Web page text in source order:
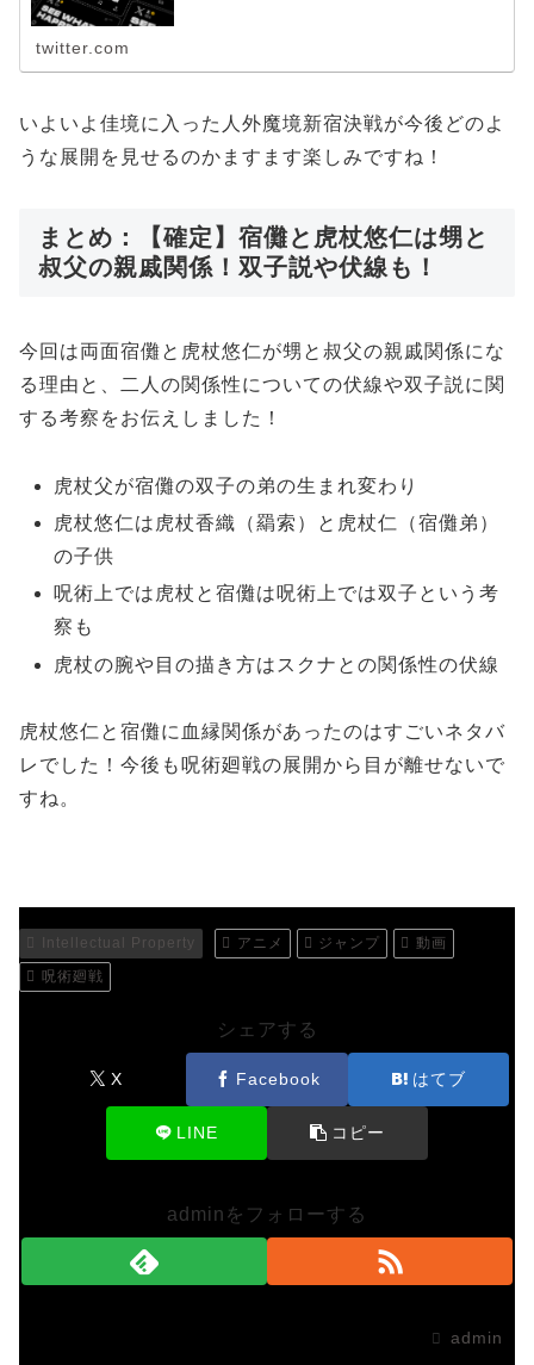
twitter.com
いよいよ佳境に入った人外魔境新宿決戦が今後どのよ
うな展開を見せるのかますます楽しみですね！
まとめ：【確定】宿儺と虎杖悠仁は甥と
叔父の親戚関係！双子説や伏線も！
今回は両面宿儺と虎杖悠仁が甥と叔父の親戚関係にな
る理由と、二人の関係性についての伏線や双子説に関
する考察をお伝えしました！
虎杖父が宿儺の双子の弟の生まれ変わり
虎杖悠仁は虎杖香織（羂索）と虎杖仁（宿儺弟）
の子供
呪術上では虎杖と宿儺は呪術上では双子という考
察も
虎杖の腕や目の描き方はスクナとの関係性の伏線
虎杖悠仁と宿儺に血縁関係があったのはすごいネタバ
レでした！今後も呪術廻戦の展開から目が離せないで
すね。
Intellectual Property アニメ ジャンプ
動画
呪術廻戦
シェアする
X Facebook はてブ
LINE コピー
adminをフォローする
admin